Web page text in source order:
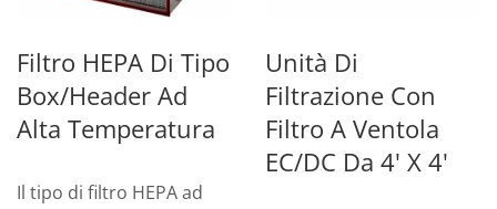
Filtro HEPA Di Tipo
Box/Header Ad
Alta Temperatura
Il tipo di filtro HEPA ad
Unità Di
Filtrazione Con
Filtro A Ventola
EC/DC Da 4' X 4'